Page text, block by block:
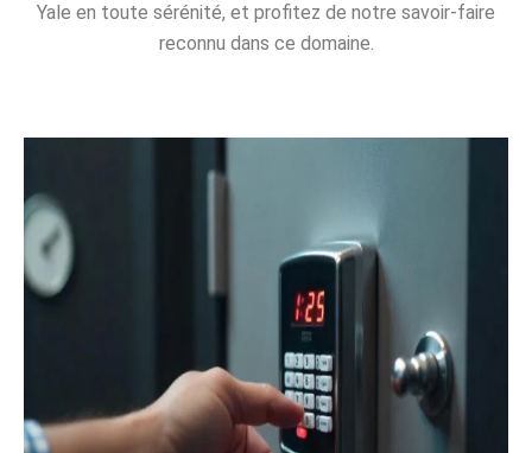
Yale en toute sérénité, et profitez de notre savoir-faire
reconnu dans ce domaine.